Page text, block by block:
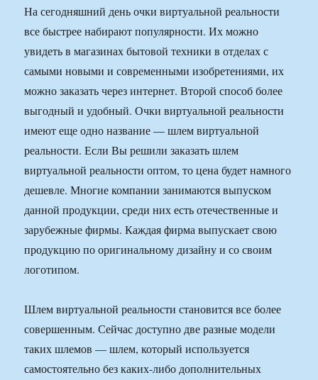
На сегодняшний день очки виртуальной реальности
все быстрее набирают популярности. Их можно
увидеть в магазинах бытовой техники в отделах с
самыми новыми и современными изобретениями, их
можно заказать через интернет. Второй способ более
выгодный и удобный. Очки виртуальной реальности
имеют еще одно название — шлем виртуальной
реальности. Если Вы решили заказать шлем
виртуальной реальности оптом, то цена будет намного
дешевле. Многие компании занимаются выпуском
данной продукции, среди них есть отечественные и
зарубежные фирмы. Каждая фирма выпускает свою
продукцию по оригинальному дизайну и со своим
логотипом.
Шлем виртуальной реальности становится все более
совершенным. Сейчас доступно две разные модели
таких шлемов — шлем, который используется
самостоятельно без каких-либо дополнительных